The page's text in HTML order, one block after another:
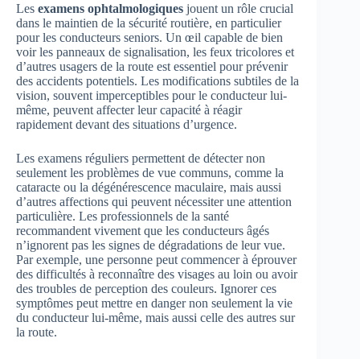
Les examens ophtalmologiques jouent un rôle crucial
dans le maintien de la sécurité routière, en particulier
pour les conducteurs seniors. Un œil capable de bien
voir les panneaux de signalisation, les feux tricolores et
d’autres usagers de la route est essentiel pour prévenir
des accidents potentiels. Les modifications subtiles de la
vision, souvent imperceptibles pour le conducteur lui-
même, peuvent affecter leur capacité à réagir
rapidement devant des situations d’urgence.
Les examens réguliers permettent de détecter non
seulement les problèmes de vue communs, comme la
cataracte ou la dégénérescence maculaire, mais aussi
d’autres affections qui peuvent nécessiter une attention
particulière. Les professionnels de la santé
recommandent vivement que les conducteurs âgés
n’ignorent pas les signes de dégradations de leur vue.
Par exemple, une personne peut commencer à éprouver
des difficultés à reconnaître des visages au loin ou avoir
des troubles de perception des couleurs. Ignorer ces
symptômes peut mettre en danger non seulement la vie
du conducteur lui-même, mais aussi celle des autres sur
la route.